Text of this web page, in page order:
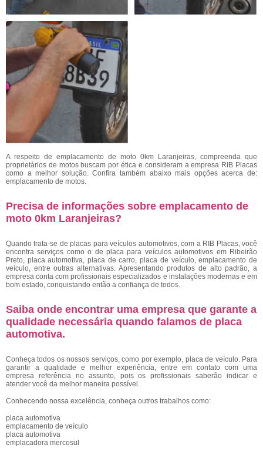
A respeito de emplacamento de moto 0km Laranjeiras, compreenda que
proprietários de motos buscam por ética e consideram a empresa RIB Placas
como a melhor solução. Confira também abaixo mais opções acerca de:
emplacamento de motos.
Precisa de informações sobre emplacamento de
moto 0km Laranjeiras?
Quando trata-se de placas para veículos automotivos, com a RIB Placas, você
encontra serviços como o de placa para veículos automotivos em Ribeirão
Preto, placa automotiva, placa de carro, placa de veículo, emplacamento de
veículo, entre outras alternativas. Apresentando produtos de alto padrão, a
empresa conta com profissionais especializados e instalações modernas e em
bom estado, conquistando então a confiança de todos.
Saiba onde encontrar uma empresa que garante a
qualidade necessária quando falamos de placa
automotiva.
Conheça todos os nossos serviços, como por exemplo, placa de veículo. Para
garantir a qualidade e melhor experiência, entre em contato com uma
empresa referência no assunto, pois os profissionais saberão indicar e
atender você da melhor maneira possível.
Conhecendo nossa excelência, conheça outros trabalhos como:
placa automotiva
emplacamento de veículo
placa automotiva
emplacadora mercosul